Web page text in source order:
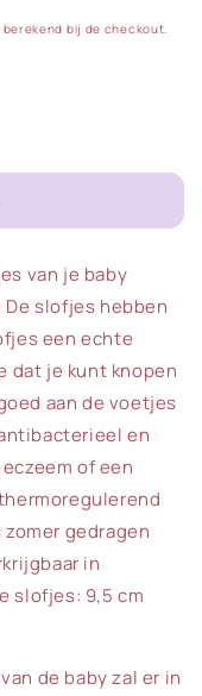
bij de checkout.
van je baby
slofjes hebben
een echte
dat je kunt knopen
aan de voetjes
en
of een
gedragen
in
slofjes: 9,5 cm
de baby zal er in